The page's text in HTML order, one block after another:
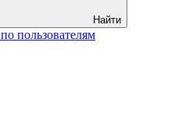
Найти
по пользователям